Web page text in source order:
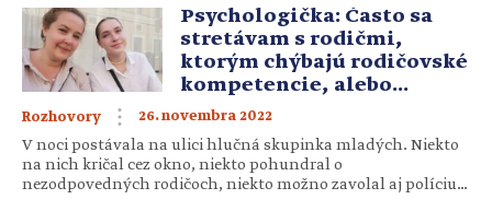
strach? Nazrieme do jej svedectiev, vrátime sa s ňou aj […]
Psychologička: Často sa
stretávam s rodičmi,
ktorým chýbajú rodičovské
kompetencie, alebo
zrelosť
Rozhovory 26. novembra 2022
V noci postávala na ulici hlučná skupinka mladých. Niekto
na nich kričal cez okno, niekto pohundral o
nezodpovedných rodičoch, niekto možno zavolal aj políciu,